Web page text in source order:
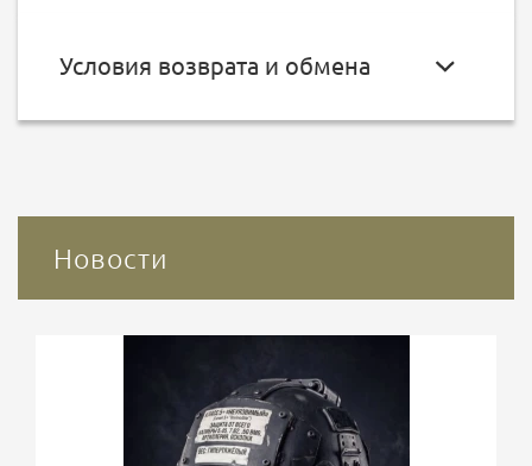
Условия возврата и обмена
Новости